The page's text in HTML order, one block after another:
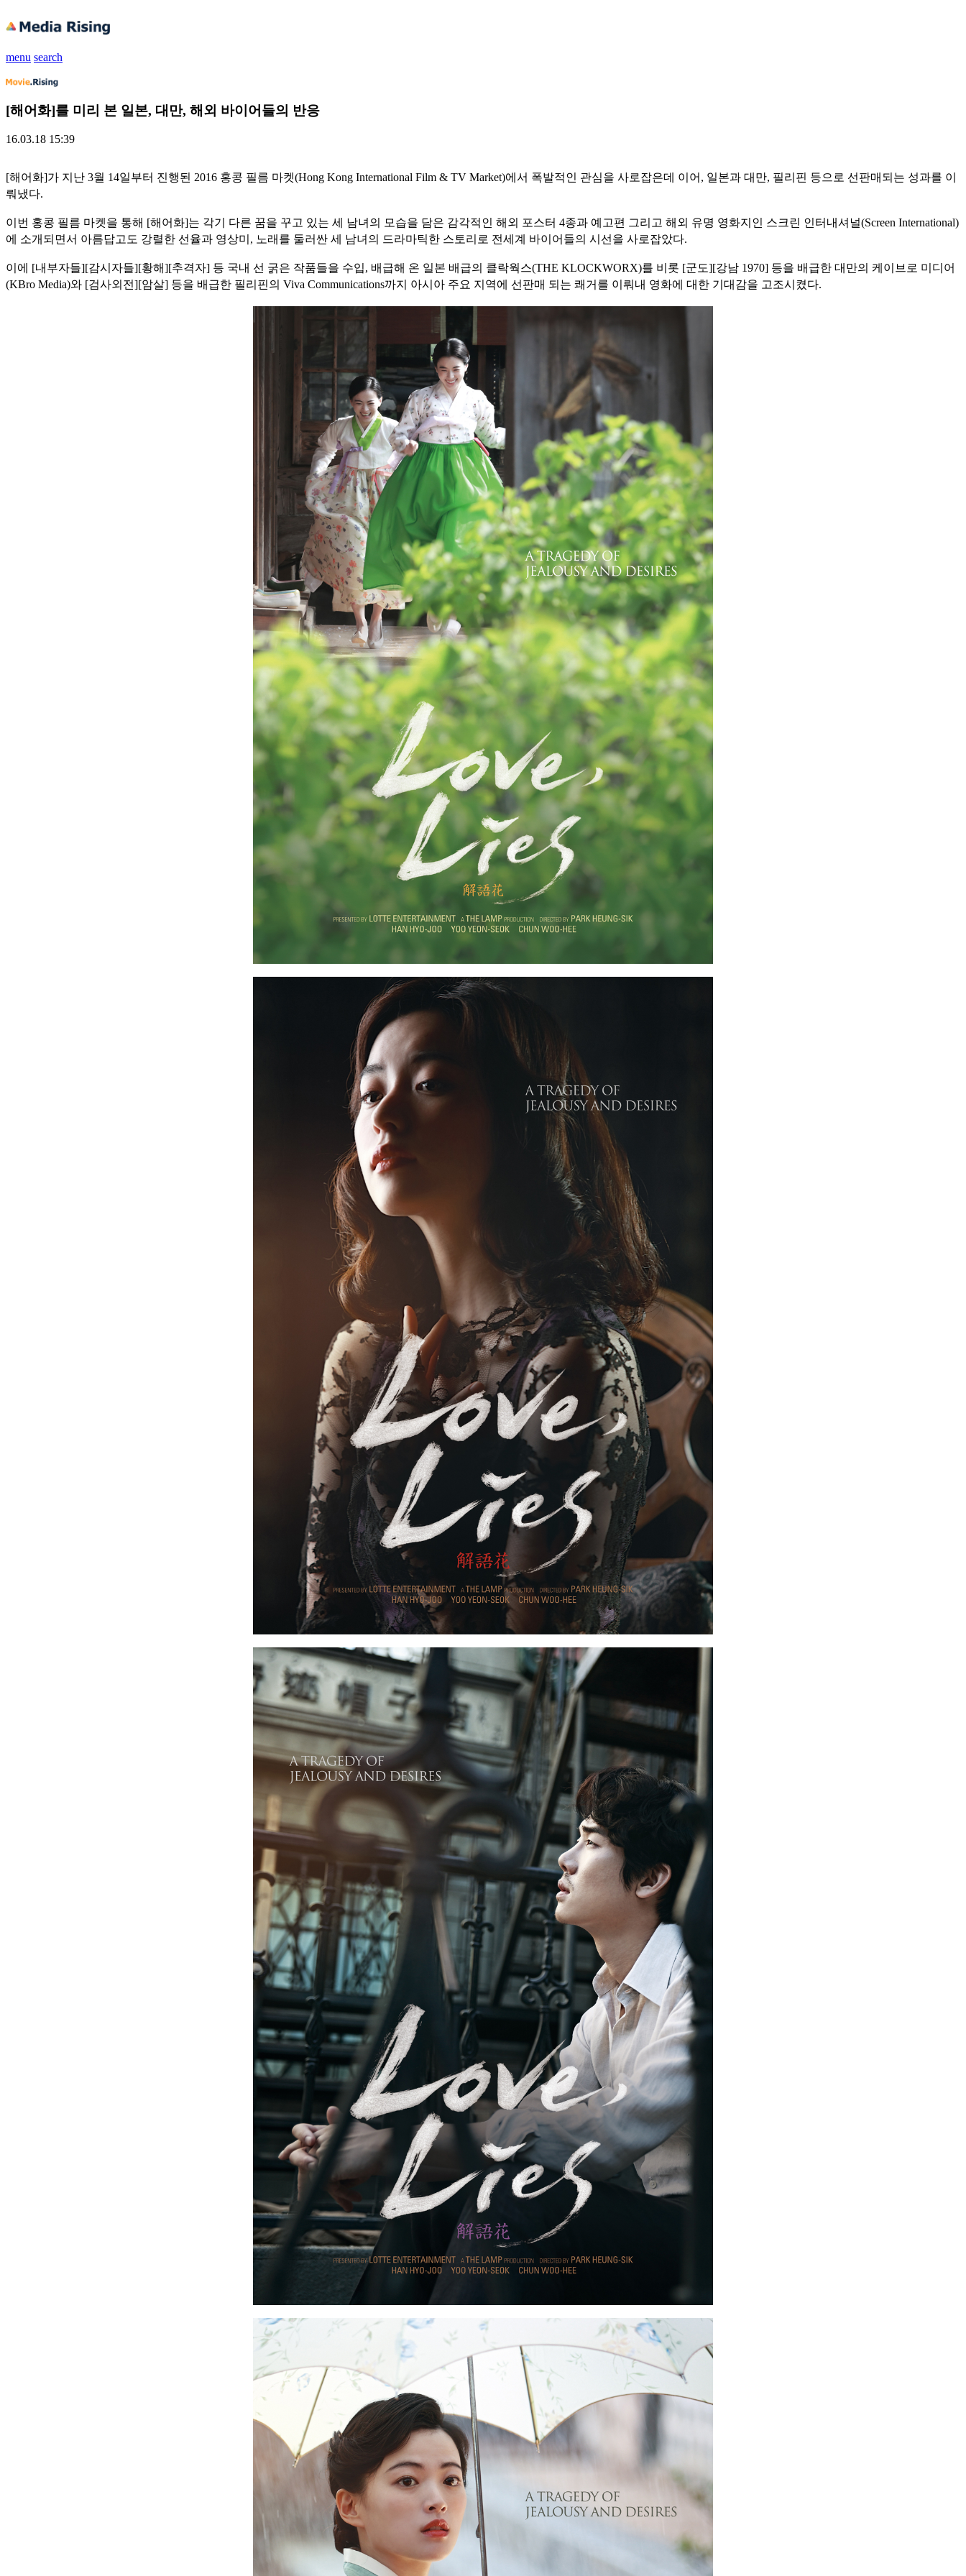
menu search
[해어화]를 미리 본 일본, 대만, 해외 바이어들의 반응
16.03.18 15:39
[해어화]가 지난 3월 14일부터 진행된 2016 홍콩 필름 마켓(Hong Kong International Film & TV Market)에서 폭발적인 관심을 사로잡은데 이어, 일본과 대만, 필리핀 등으로 선판매되는 성과를 이
뤄냈다.
이번 홍콩 필름 마켓을 통해 [해어화]는 각기 다른 꿈을 꾸고 있는 세 남녀의 모습을 담은 감각적인 해외 포스터 4종과 예고편 그리고 해외 유명 영화지인 스크린 인터내셔널(Screen International)
에 소개되면서 아름답고도 강렬한 선율과 영상미, 노래를 둘러싼 세 남녀의 드라마틱한 스토리로 전세계 바이어들의 시선을 사로잡았다.
이에 [내부자들][감시자들][황해][추격자] 등 국내 선 굵은 작품들을 수입, 배급해 온 일본 배급의 클락웍스(THE KLOCKWORX)를 비롯 [군도][강남 1970] 등을 배급한 대만의 케이브로 미디어
(KBro Media)와 [검사외전][암살] 등을 배급한 필리핀의 Viva Communications까지 아시아 주요 지역에 선판매 되는 쾌거를 이뤄내 영화에 대한 기대감을 고조시켰다.